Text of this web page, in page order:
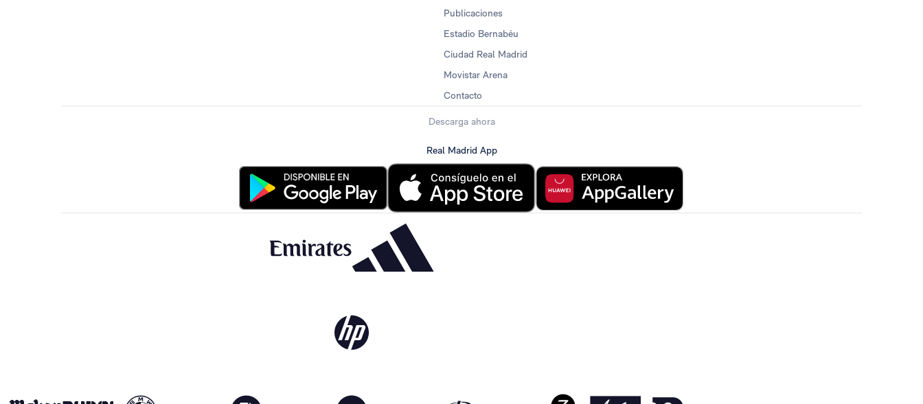
Publicaciones
Estadio Bernabéu
Ciudad Real Madrid
Movistar Arena
Contacto
Descarga ahora
Real Madrid App